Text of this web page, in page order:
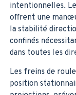
intentionnelles.
offrent une
la stabilité
confinés
dans toutes les
Les freins de
position